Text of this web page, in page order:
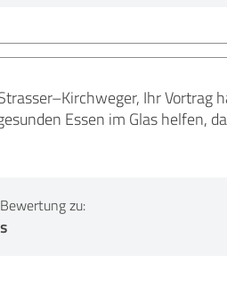
Ihr
Essen im Glas helfen,
zu: